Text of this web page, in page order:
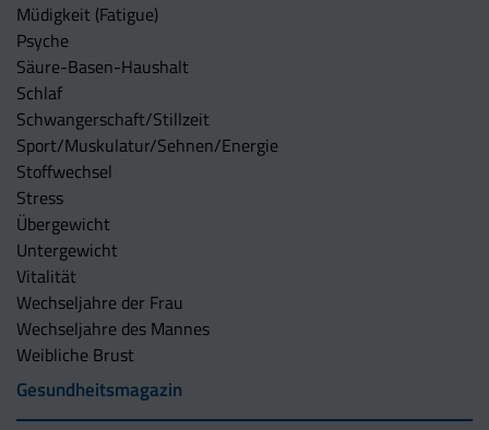
Müdigkeit (Fatigue)
Psyche
Säure-Basen-Haushalt
Schlaf
Schwangerschaft/Stillzeit
Sport/Muskulatur/Sehnen/Energie
Stoffwechsel
Stress
Übergewicht
Untergewicht
Vitalität
Wechseljahre der Frau
Wechseljahre des Mannes
Weibliche Brust
Gesundheitsmagazin